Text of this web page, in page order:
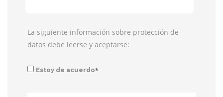
La siguiente información sobre protección de
datos debe leerse y aceptarse:
Estoy de acuerdo*